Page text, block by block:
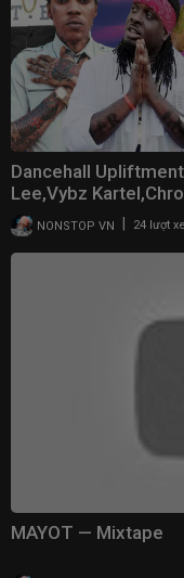
Dancehall
Lee,Vybz
NONSTOP VN 24 lượt
MAYOT — Mixtape